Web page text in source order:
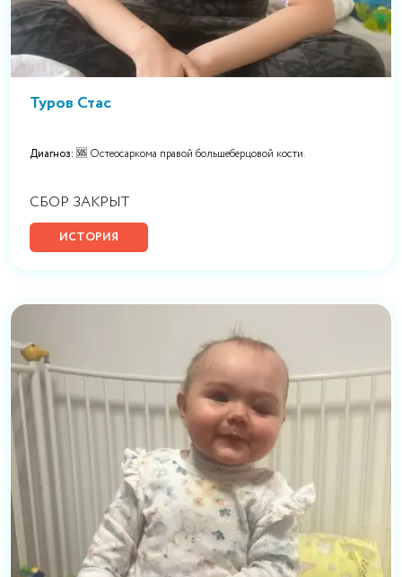
Туров Стас
Диагноз: 🆘 Остеосаркома правой большеберцовой кости.
СБОР ЗАКРЫТ
ИСТОРИЯ